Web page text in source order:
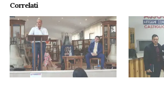
Correlati